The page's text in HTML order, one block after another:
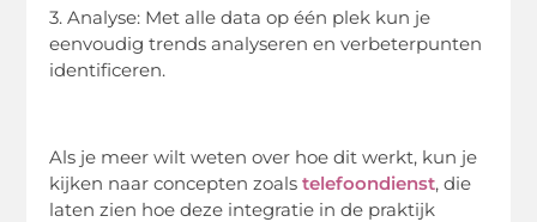
3. Analyse: Met alle data op één plek kun je
eenvoudig trends analyseren en verbeterpunten
identificeren.
Als je meer wilt weten over hoe dit werkt, kun je
kijken naar concepten zoalstelefoondienst, die
laten zien hoe deze integratie in de praktijk